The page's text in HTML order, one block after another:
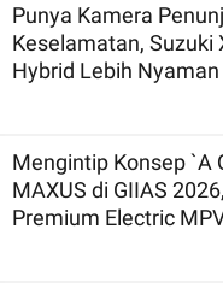
Punya Kamera
Keselamatan, Suzuki
Hybrid Lebih
Mengintip Konsep `A
MAXUS di GIIAS
Premium Electric